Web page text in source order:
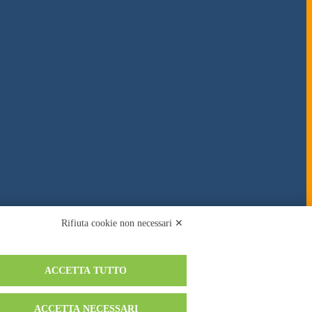
Rifiuta cookie non necessari ✕
ACCETTA TUTTO
ACCETTA NECESSARI